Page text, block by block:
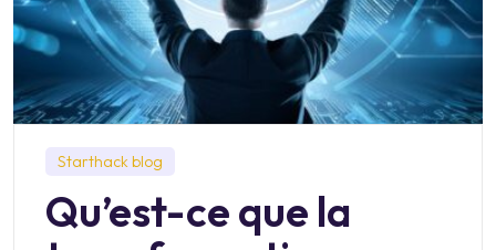
Starthack blog
Qu’est-ce que la